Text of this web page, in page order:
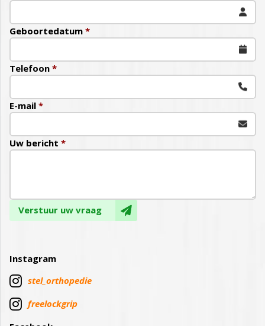
Geboortedatum *
Telefoon *
E-mail *
Uw bericht *
Verstuur uw vraag
Instagram
 stel_orthopedie
 freelockgrip